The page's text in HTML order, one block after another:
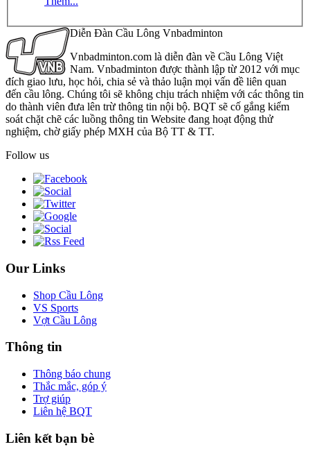
Diễn Đàn Cầu Lông Vnbadminton
Vnbadminton.com là diễn đàn về Cầu Lông Việt
Nam. Vnbadminton được thành lập từ 2012 với mục
đích giao lưu, học hỏi, chia sẻ và thảo luận mọi vấn đề liên quan
đến cầu lông. Chúng tôi sẽ không chịu trách nhiệm với các thông tin
do thành viên đưa lên trừ thông tin nội bộ. BQT sẽ cố gắng kiểm
soát chặt chẽ các luồng thông tin Website đang hoạt động thử
nghiệm, chờ giấy phép MXH của Bộ TT & TT.
Follow us
Our Links
Shop Cầu Lông
VS Sports
Vợt Cầu Lông
Thông tin
Thông báo chung
Thắc mắc, góp ý
Trợ giúp
Liên hệ BQT
Liên kết bạn bè